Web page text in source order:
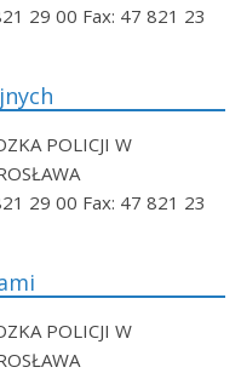
29 00 Fax: 47 821 23
POLICJI W
29 00 Fax: 47 821 23
POLICJI W